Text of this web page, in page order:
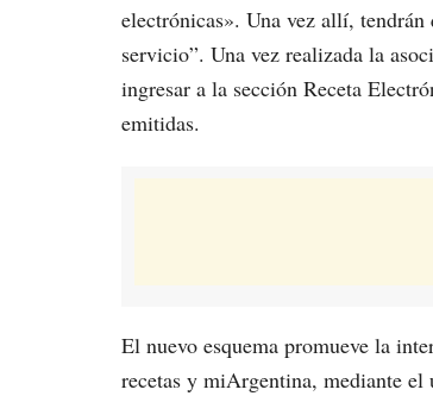
electrónicas». Una vez allí,
servicio”. Una vez realizada la
ingresar a la sección Receta
emitidas.
El nuevo esquema promueve la
recetas y miArgentina, mediante el